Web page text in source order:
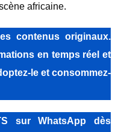
africaine.
contenus originaux.
en temps réel et
le et consommez-
sur WhatsApp dès